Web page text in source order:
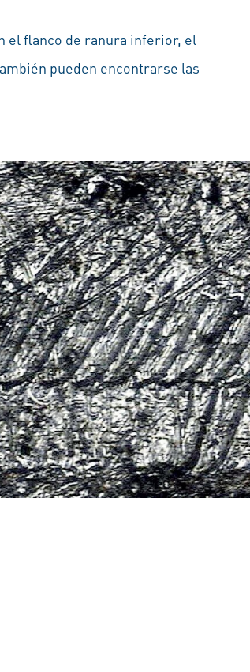
el flanco de ranura inferior, el
pueden encontrarse las